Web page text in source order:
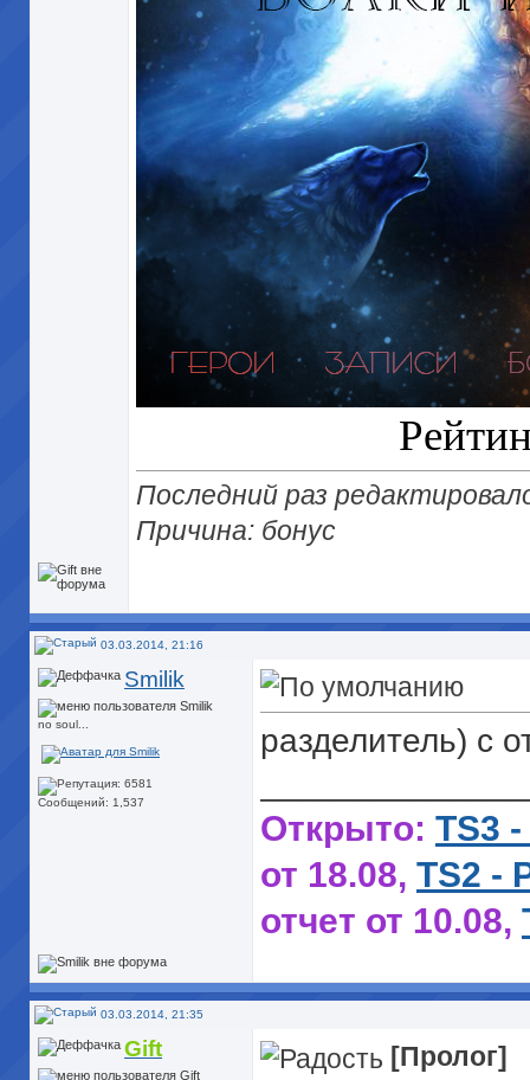
Последний раз
Причина: бонус
03.03.2014, 21:16
Smilik
no soul...
Сообщений: 1,537
разделитель) с
Открыто: TS3
от 18.08, TS2 -
отчет от 10.08,
[TS2] Великая
поколение,
03.03.2014, 21:35
Gift [Пролог]